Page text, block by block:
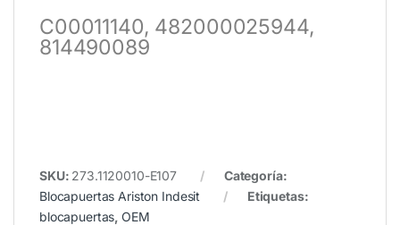
C00011140, 482000025944,
814490089
SKU: 273.1120010-E107
Categoría:
Blocapuertas Ariston Indesit
Etiquetas:
blocapuertas,OEM